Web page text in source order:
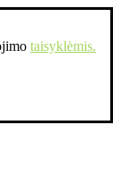
taisyklėmis.